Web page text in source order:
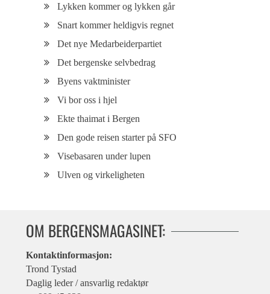
Lykken kommer og lykken går
Snart kommer heldigvis regnet
Det nye Medarbeiderpartiet
Det bergenske selvbedrag
Byens vaktminister
Vi bor oss i hjel
Ekte thaimat i Bergen
Den gode reisen starter på SFO
Visebasaren under lupen
Ulven og virkeligheten
OM BERGENSMAGASINET:
Kontaktinformasjon:
Trond Tystad
Daglig leder / ansvarlig redaktør